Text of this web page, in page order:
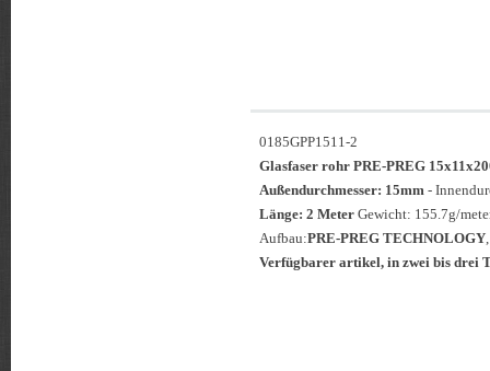
0185GPP1511-2
Glasfaser rohr PRE-PREG
Außendurchmesser: 15mm -
Länge: 2 Meter Gewicht: 155.7g/
Aufbau:PRE-PREG TECHNOLOGY
Verfügbarer artikel, in zwei bis drei